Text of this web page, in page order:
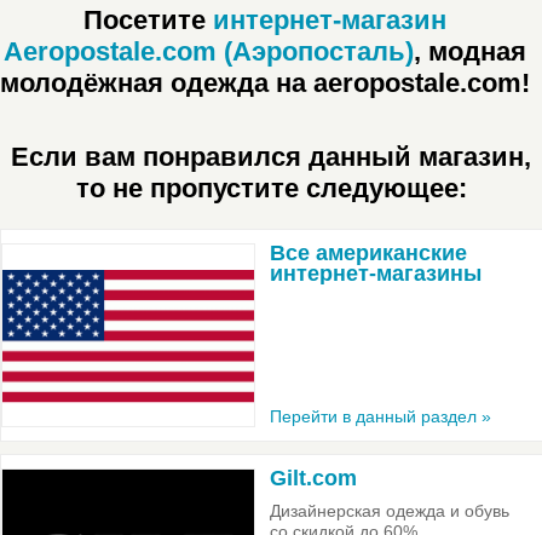
Посетите интернет-магазин
Aeropostale.com (Аэропосталь), модная
молодёжная одежда на aeropostale.com!
Если вам понравился данный магазин,
то не пропустите следующее:
Все американские
интернет-магазины
Перейти в данный раздел »
Gilt.com
Дизайнерская одежда и обувь